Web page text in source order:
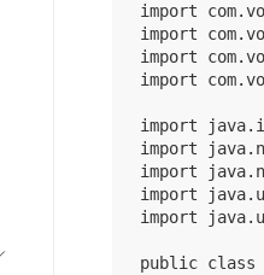
import
import
import
import
import
import
import
import
import
public class